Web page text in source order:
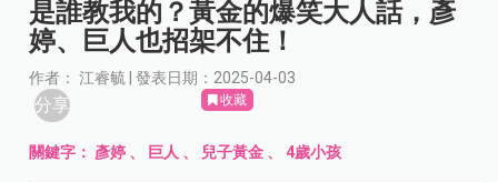
是誰教我的？黃金的爆笑大人話，彥
婷、巨人也招架不住！
作者： 江睿毓 | 發表日期：2025-04-03
分享 收藏
關鍵字： 彥婷 、 巨人 、 兒子黃金 、 4歲小孩